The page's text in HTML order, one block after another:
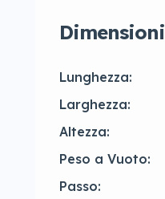
Dimensioni
Lunghezza:
Larghezza:
Altezza:
Peso a Vuoto:
Passo: